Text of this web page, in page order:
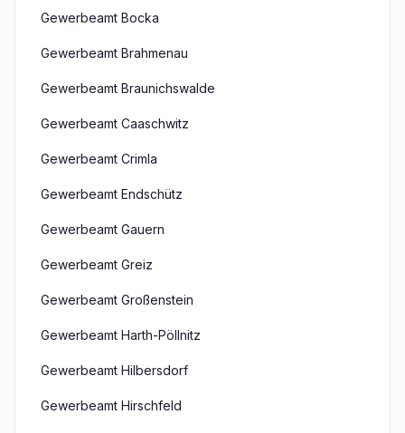
Gewerbeamt Bocka
Gewerbeamt Brahmenau
Gewerbeamt Braunichswalde
Gewerbeamt Caaschwitz
Gewerbeamt Crimla
Gewerbeamt Endschütz
Gewerbeamt Gauern
Gewerbeamt Greiz
Gewerbeamt Großenstein
Gewerbeamt Harth-Pöllnitz
Gewerbeamt Hilbersdorf
Gewerbeamt Hirschfeld